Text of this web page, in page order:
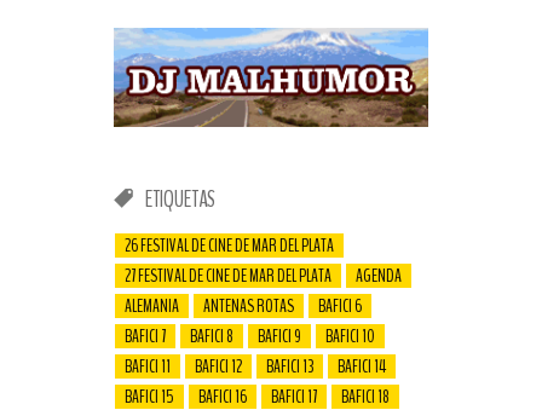
ETIQUETAS
26 FESTIVAL DE CINE DE MAR DEL PLATA
27 FESTIVAL DE CINE DE MAR DEL PLATA
AGENDA
ALEMANIA
ANTENAS ROTAS
BAFICI 6
BAFICI 7
BAFICI 8 BAFICI 9
BAFICI 10
BAFICI 11
BAFICI 12 BAFICI 13
BAFICI 14
BAFICI 15
BAFICI 16 BAFICI 17
BAFICI 18